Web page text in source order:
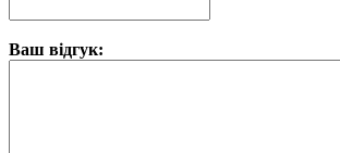
Ваш відгук: